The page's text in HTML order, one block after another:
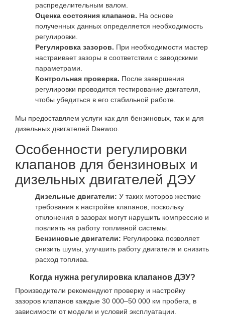
распределительным валом.
Оценка состояния клапанов. На основе
полученных данных определяется необходимость
регулировки.
Регулировка зазоров. При необходимости мастер
настраивает зазоры в соответствии с заводскими
параметрами.
Контрольная проверка. После завершения
регулировки проводится тестирование двигателя,
чтобы убедиться в его стабильной работе.
Мы предоставляем услуги как для бензиновых, так и для
дизельных двигателей Daewoo.
Особенности регулировки
клапанов для бензиновых и
дизельных двигателей ДЭУ
Дизельные двигатели: У таких моторов жесткие
требования к настройке клапанов, поскольку
отклонения в зазорах могут нарушить компрессию и
повлиять на работу топливной системы.
Бензиновые двигатели: Регулировка позволяет
снизить шумы, улучшить работу двигателя и снизить
расход топлива.
Когда нужна регулировка клапанов ДЭУ?
Производители рекомендуют проверку и настройку
зазоров клапанов каждые 30 000–50 000 км пробега, в
зависимости от модели и условий эксплуатации.